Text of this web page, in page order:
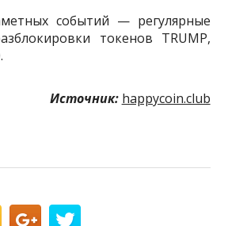
событий — регулярные
токенов TRUMP,
Источник: happycoin.club